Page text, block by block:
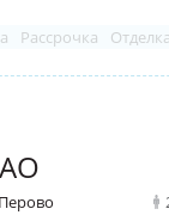
Рассрочка
Перово